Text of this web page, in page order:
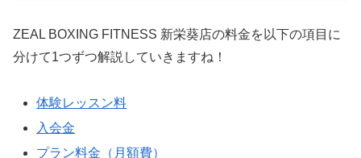
ZEAL BOXING FITNESS 新栄葵店の料金を以下の項目に
分けて1つずつ解説していきますね！
体験レッスン料
入会金
プラン料金（月額費）